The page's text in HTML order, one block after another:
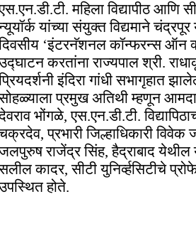
महिला विद्यापीठ आणि
यांच्या संयुक्त विद्यमाने
‘इंटरनॅशनल कॉन्फरन्स ऑन
करतांना राज्यपाल श्री.
इंदिरा गांधी सभागृहात
प्रमुख अतिथी म्हणून
भोंगळे, एस.एन.डी.टी.
प्रभारी जिल्हाधिकारी विवेक
राजेंद्र सिंह, हैद्राबाद
कादर, सीटी युनिर्व्हसिटीचे
होते.